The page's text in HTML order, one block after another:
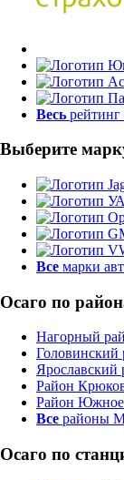
Весь рейтинг
Выберите
Все марки
Осаго по
Нагорный
Головинский
Ярославский
Район
Район Южное
Все районы
Осаго по